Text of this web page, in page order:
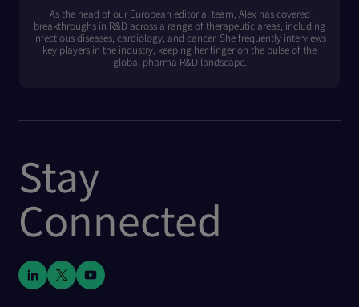
As the head of our European editorial team, Alex has covered
breakthroughs in R&D across a range of therapeutic areas, including
infectious diseases, cardiology, and cancer. She frequently interviews
key players in the industry, keeping her finger on the pulse of the
global pharma R&D landscape.
Stay
Connected